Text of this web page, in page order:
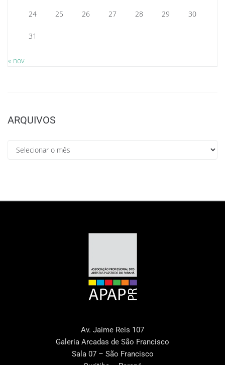
24 25 26 27 28 29 30
31
« nov
ARQUIVOS
Av. Jaime Reis 107
Galeria Arcadas de São Francisco
Sala 07 – São Francisco